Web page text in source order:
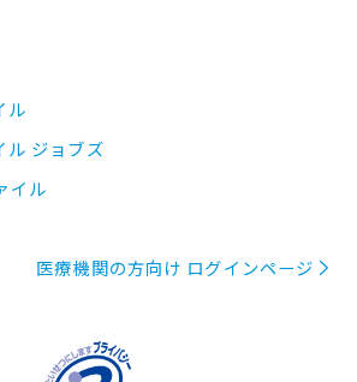
ル
ル ジョブズ
イル
医療機関の方向け ログインページ